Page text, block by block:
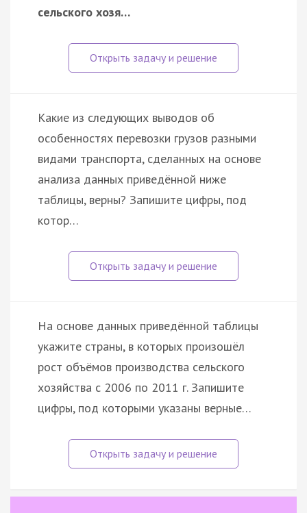
сельского хозя…
Какие из следующих выводов об
особенностях перевозки грузов разными
видами транспорта, сделанных на основе
анализа данных приведённой ниже
таблицы, верны? Запишите цифры, под
котор…
На основе данных приведённой таблицы
укажите страны, в которых произошёл
рост объёмов производства сельского
хозяйства с 2006 по 2011 г. Запишите
цифры, под которыми указаны верные…